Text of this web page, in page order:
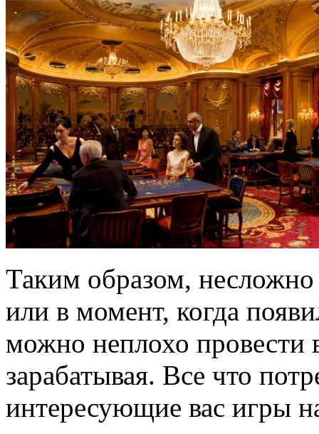
Таким образом, несложно
или в момент, когда
можно неплохо провести
зарабатывая. Все что
интересующие вас игры